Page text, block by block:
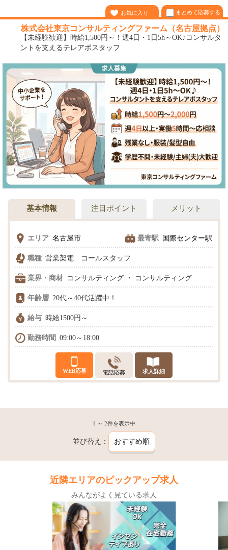
お気に入り まとめて応募する
株式会社東京コンサルティングファーム（名古屋拠点）
【未経験歓迎】時給1,500円～！週4日・1日5h～OK♪コンサルタ
ントを支えるテレアポスタッフ
基本情報 注目ポイント メリット
エリア 名古屋市 最寄駅 国際センター駅
職種 営業架電 コールスタッフ
業界・商材 コンサルティング ・ コンサルティング
年齢層 20代～40代活躍中！
給与 時給1500円～
勤務時間 09:00～18:00
WEB応募 電話応募 求人詳細
1 ～ 2件を表示中
並び替え：
近隣エリアのピックアップ求人
みんながよく見ている求人